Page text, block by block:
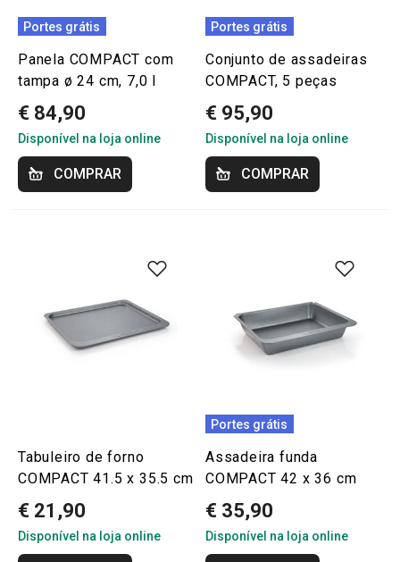
Portes grátis
Panela COMPACT com
tampa ø 24 cm, 7,0 l
€ 84,90
Disponível na loja online
COMPRAR
Portes grátis
Conjunto de assadeiras
COMPACT, 5 peças
€ 95,90
Disponível na loja online
COMPRAR
Tabuleiro de forno
COMPACT 41.5 x 35.5 cm
€ 21,90
Disponível na loja online
Portes grátis
Assadeira funda
COMPACT 42 x 36 cm
€ 35,90
Disponível na loja online